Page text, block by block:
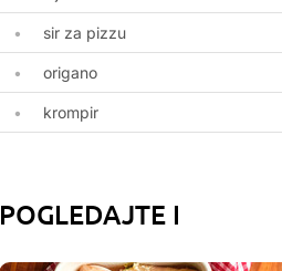
sir za pizzu
origano
krompir
POGLEDAJTE I